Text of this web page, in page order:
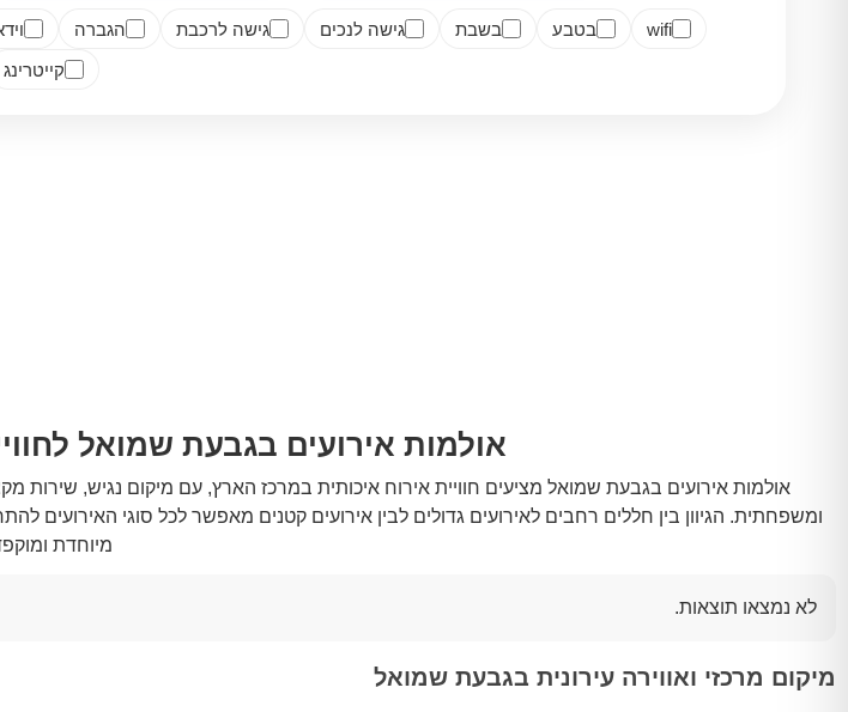
wifi בטבע בשבת גישה לנכים גישה לרכבת הגברה
קייטרינג
אולמות אירועים בגבעת שמואל
אולמות אירועים בגבעת שמואל מציעים חוויית אירוח איכותית במרכז הארץ, עם מיקום נגיש, שירות
ומשפחתית. הגיוון בין חללים רחבים לאירועים גדולים לבין אירועים קטנים מאפשר לכל סוגי האירועים
מיוחדת
לא נמצאו תוצאות.
מיקום מרכזי ואווירה עירונית בגבעת שמואל